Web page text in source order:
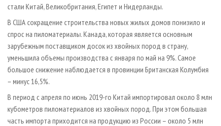
стали Китай, Великобритания, Египет и Нидерланды.
В США сокращение строительства новых жилых домов понизило и
спрос на пиломатериалы. Канада, которая является основным
зарубежным поставщиком досок из хвойных пород в страну,
уменьшила объемы производства с января по май на 9%. Самое
большое снижение наблюдается в провинции Британская Колумбия
– минус 16,5%.
В период с апреля по июнь 2019-го Китай импортировал около 8 млн
кубометров пиломатериалов из хвойных пород. При этом большая
часть импорта приходится на продукцию из России – около 5 млн